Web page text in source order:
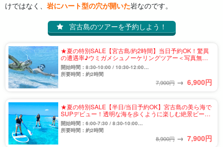
けではなく、 岩にハート型の穴が開いた岩なのです。
宮古島のツアーを予約しよう！
★夏の特別SALE【宮古島/約2時間】当日予約OK！驚異
の遭遇率♪ウミガメシュノーケリングツアー＜写真無料
＆送迎相談可＞初心者歓迎☆（No.934）
開始時間：8:30-10:00 / 10:30-12:00
13:30-15:00 / 15:30-17:00
所要時間：約2時間
7,900円 → 6,900円
★夏の特別SALE【半日/当日予約OK】宮古島の美ら海で
SUPデビュー！透明な海を歩くように楽しむ絶景ビーチ
SUPツアー《写真無料＆送迎相談可》（No.932）
開始時間：6:00-7:30 / 8:30-10:00
10:30-12:00 / 13:30-15:00
所要時間：約2時間
8,900円 → 7,900円